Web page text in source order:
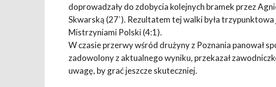
doprowadzały do zdobycia kolejnych bramek przez
Skwarską (27`). Rezultatem tej walki była
Mistrzyniami Polski (4:1).
W czasie przerwy wśród drużyny z Poznania panował
zadowolony z aktualnego wyniku, przekazał
uwagę, by grać jeszcze skuteczniej.